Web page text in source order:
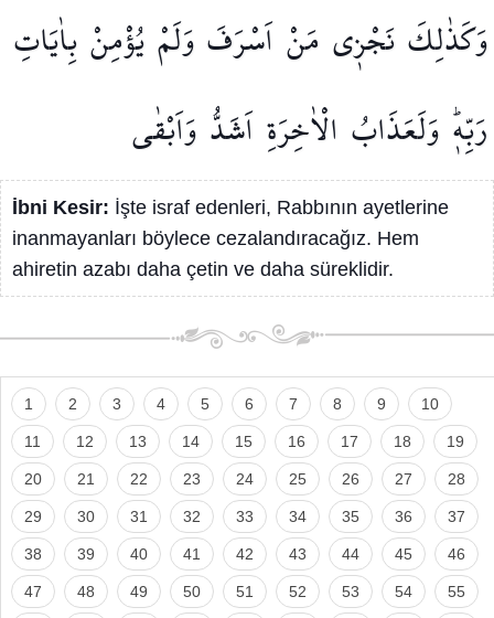
وَكَذٰلِكَنَجْز۪ي مَنْاَسْرَفَوَلَمْيُؤْمِنْبِاٰيَاتِ
رَبِّه۪ۜ وَلَعَذَابُ الْاٰخِرَةِاَشَدُّ وَاَبْقٰى
İbni Kesir: İşte israf edenleri, Rabbının ayetlerine
inanmayanları böylece cezalandıracağız. Hem
ahiretin azabı daha çetin ve daha süreklidir.
1 2 3 4 5 6 7 8 9 10
11 12 13 14 15 16 17 18 19
20 21 22 23 24 25 26 27 28
29 30 31 32 33 34 35 36 37
38 39 40 41 42 43 44 45 46
47 48 49 50 51 52 53 54 55